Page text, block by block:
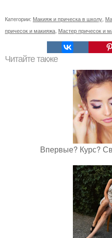
Категории: Макияж и прическа в школу,
причесок и макияжа, Мастер причесок и
Читайте также
Впервые? Курс?